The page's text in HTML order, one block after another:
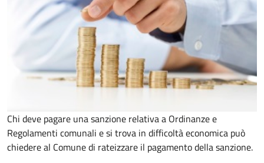
Chi deve pagare una sanzione relativa a Ordinanze e
Regolamenti comunali e si trova in difficoltà economica può
chiedere al Comune di rateizzare il pagamento della sanzione.